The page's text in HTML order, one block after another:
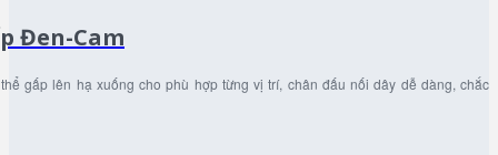
Đen-Cam
gấp lên hạ xuống cho phù hợp từng vị trí, chân đấu nối dây dễ dàng, chắc